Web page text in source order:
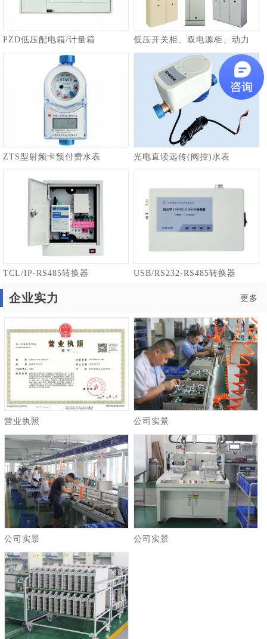
PZD低压配电箱/计量箱
低压开关柜、双电源柜、动力
ZTS型射频卡预付费水表 光电直读远传(阀控)水表
TCL/IP-RS485转换器 USB/RS232-RS485转换器
企业实力 更多
营业执照 公司实景
公司实景 公司实景